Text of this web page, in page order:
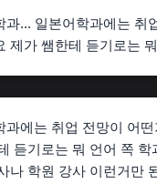
과... 일본어학과에는 취
제가 쌤한테 듣기로는
과에는 취업 전망이 어떤
듣기로는 뭐 언어 쪽 학
나 학원 강사 이런거만